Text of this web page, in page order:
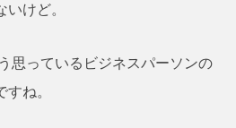
けど。
っているビジネスパーソンの
ね。